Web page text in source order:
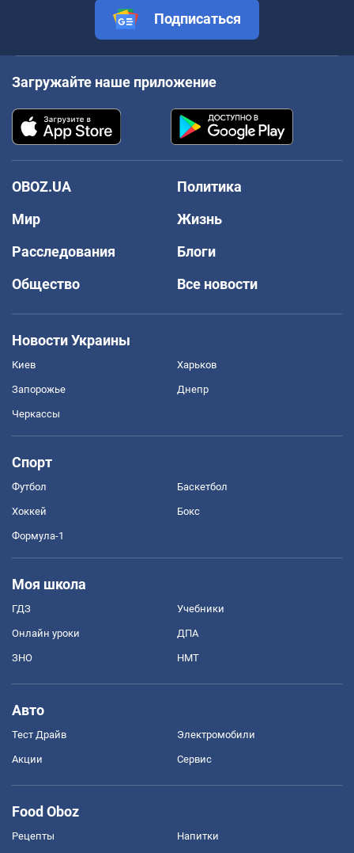
Подписаться
Загружайте наше приложение
OBOZ.UA
Политика
Мир
Жизнь
Расследования
Блоги
Общество
Все новости
Новости Украины
Киев Харьков
Запорожье Днепр
Черкассы
Спорт
Футбол Баскетбол
Хоккей Бокс
Формула-1
Моя школа
ГДЗ Учебники
Онлайн уроки ДПА
ЗНО НМТ
Авто
Тест Драйв Электромобили
Акции Сервис
Food Oboz
Рецепты Напитки